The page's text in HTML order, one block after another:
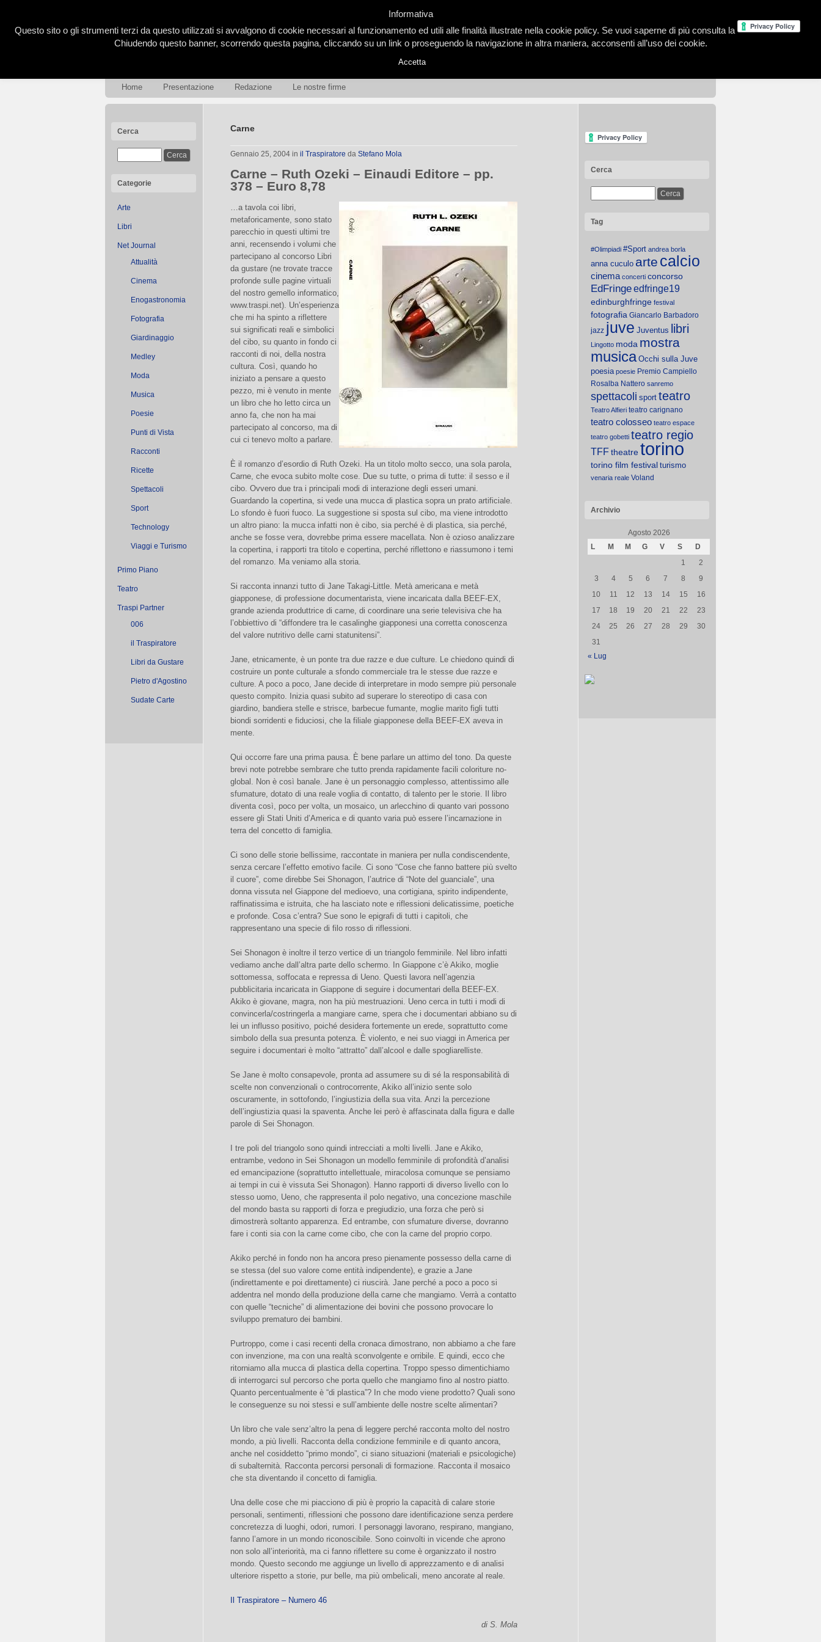
Home Presentazione Redazione Le nostre firme
Cerca
Categorie
Arte
Libri
Net Journal
Attualità
Cinema
Enogastronomia
Fotografia
Giardinaggio
Medley
Moda
Musica
Poesie
Punti di Vista
Racconti
Ricette
Spettacoli
Sport
Technology
Viaggi e Turismo
Primo Piano
Teatro
Traspi Partner
006
il Traspiratore
Libri da Gustare
Pietro d'Agostino
Sudate Carte
Carne
Gennaio 25, 2004 in il Traspiratore da Stefano Mola
Carne – Ruth Ozeki – Einaudi Editore – pp.
378 – Euro 8,78
…a tavola coi libri,
metaforicamente, sono stato
parecchio in questi ultimi tre
anni, recensendo i volumi che
partecipano al concorso Libri
da gustare (ne trovate tracce
profonde sulle pagine virtuali
del nostro gemello informatico,
www.traspi.net). Un’esperienza
che mi ha spinto a riflettere
sui significati reali e simbolici
del cibo, su quanto in fondo ci
racconti di noi, della nostra
cultura. Così, quando ho
iniziato a pensare a questo
pezzo, mi è venuto in mente
un libro che ho letto circa un
anno fa, che non ha mai
partecipato al concorso, ma di
cui ci tenevo molto a parlare.
È il romanzo d’esordio di Ruth Ozeki. Ha un titolo molto secco, una sola parola,
Carne, che evoca subito molte cose. Due su tutte, o prima di tutte: il sesso e il
cibo. Ovvero due tra i principali modi di interazione degli esseri umani.
Guardando la copertina, si vede una mucca di plastica sopra un prato artificiale.
Lo sfondo è fuori fuoco. La suggestione si sposta sul cibo, ma viene introdotto
un altro piano: la mucca infatti non è cibo, sia perché è di plastica, sia perché,
anche se fosse vera, dovrebbe prima essere macellata. Non è ozioso analizzare
la copertina, i rapporti tra titolo e copertina, perché riflettono e riassumono i temi
del romanzo. Ma veniamo alla storia.
Si racconta innanzi tutto di Jane Takagi-Little. Metà americana e metà
giapponese, di professione documentarista, viene incaricata dalla BEEF-EX,
grande azienda produttrice di carne, di coordinare una serie televisiva che ha
l’obbiettivo di “diffondere tra le casalinghe giapponesi una corretta conoscenza
del valore nutritivo delle carni statunitensi”.
Jane, etnicamente, è un ponte tra due razze e due culture. Le chiedono quindi di
costruire un ponte culturale a sfondo commerciale tra le stesse due razze e
culture. A poco a poco, Jane decide di interpretare in modo sempre più personale
questo compito. Inizia quasi subito ad superare lo stereotipo di casa con
giardino, bandiera stelle e strisce, barbecue fumante, moglie marito figli tutti
biondi sorridenti e fiduciosi, che la filiale giapponese della BEEF-EX aveva in
mente.
Qui occorre fare una prima pausa. È bene parlare un attimo del tono. Da queste
brevi note potrebbe sembrare che tutto prenda rapidamente facili coloriture no-
global. Non è così banale. Jane è un personaggio complesso, attentissimo alle
sfumature, dotato di una reale voglia di contatto, di talento per le storie. Il libro
diventa così, poco per volta, un mosaico, un arlecchino di quanto vari possono
essere gli Stati Uniti d’America e di quanto varia può essere l’incarnazione in
terra del concetto di famiglia.
Ci sono delle storie bellissime, raccontate in maniera per nulla condiscendente,
senza cercare l’effetto emotivo facile. Ci sono “Cose che fanno battere più svelto
il cuore”, come direbbe Sei Shonagon, l’autrice di “Note del guanciale”, una
donna vissuta nel Giappone del medioevo, una cortigiana, spirito indipendente,
raffinatissima e istruita, che ha lasciato note e riflessioni delicatissime, poetiche
e profonde. Cosa c’entra? Sue sono le epigrafi di tutti i capitoli, che
rappresentano una specie di filo rosso di riflessioni.
Sei Shonagon è inoltre il terzo vertice di un triangolo femminile. Nel libro infatti
vediamo anche dall’altra parte dello schermo. In Giappone c’è Akiko, moglie
sottomessa, soffocata e repressa di Ueno. Questi lavora nell’agenzia
pubblicitaria incaricata in Giappone di seguire i documentari della BEEF-EX.
Akiko è giovane, magra, non ha più mestruazioni. Ueno cerca in tutti i modi di
convincerla/costringerla a mangiare carne, spera che i documentari abbiano su di
lei un influsso positivo, poiché desidera fortemente un erede, soprattutto come
simbolo della sua presunta potenza. È violento, e nei suo viaggi in America per
seguire i documentari è molto “attratto” dall’alcool e dalle spogliarelliste.
Se Jane è molto consapevole, pronta ad assumere su di sé la responsabilità di
scelte non convenzionali o controcorrente, Akiko all’inizio sente solo
oscuramente, in sottofondo, l’ingiustizia della sua vita. Anzi la percezione
dell’ingiustizia quasi la spaventa. Anche lei però è affascinata dalla figura e dalle
parole di Sei Shonagon.
I tre poli del triangolo sono quindi intrecciati a molti livelli. Jane e Akiko,
entrambe, vedono in Sei Shonagon un modello femminile di profondità d’analisi
ed emancipazione (soprattutto intellettuale, miracolosa comunque se pensiamo
ai tempi in cui è vissuta Sei Shonagon). Hanno rapporti di diverso livello con lo
stesso uomo, Ueno, che rappresenta il polo negativo, una concezione maschile
del mondo basta su rapporti di forza e pregiudizio, una forza che però si
dimostrerà soltanto apparenza. Ed entrambe, con sfumature diverse, dovranno
fare i conti sia con la carne come cibo, che con la carne del proprio corpo.
Akiko perché in fondo non ha ancora preso pienamente possesso della carne di
se stessa (del suo valore come entità indipendente), e grazie a Jane
(indirettamente e poi direttamente) ci riuscirà. Jane perché a poco a poco si
addentra nel mondo della produzione della carne che mangiamo. Verrà a contatto
con quelle “tecniche” di alimentazione dei bovini che possono provocare lo
sviluppo prematuro dei bambini.
Purtroppo, come i casi recenti della cronaca dimostrano, non abbiamo a che fare
con invenzione, ma con una realtà sconvolgente e orribile. E quindi, ecco che
ritorniamo alla mucca di plastica della copertina. Troppo spesso dimentichiamo
di interrogarci sul percorso che porta quello che mangiamo fino al nostro piatto.
Quanto percentualmente è “di plastica”? In che modo viene prodotto? Quali sono
le conseguenze su noi stessi e sull’ambiente delle nostre scelte alimentari?
Un libro che vale senz’altro la pena di leggere perché racconta molto del nostro
mondo, a più livelli. Racconta della condizione femminile e di quanto ancora,
anche nel cosiddetto “primo mondo”, ci siano situazioni (materiali e psicologiche)
di subalternità. Racconta percorsi personali di formazione. Racconta il mosaico
che sta diventando il concetto di famiglia.
Una delle cose che mi piacciono di più è proprio la capacità di calare storie
personali, sentimenti, riflessioni che possono dare identificazione senza perdere
concretezza di luoghi, odori, rumori. I personaggi lavorano, respirano, mangiano,
fanno l’amore in un mondo riconoscibile. Sono coinvolti in vicende che aprono
non solo all’interiorità, ma ci fanno riflettere su come è organizzato il nostro
mondo. Questo secondo me aggiunge un livello di apprezzamento e di analisi
ulteriore rispetto a storie, pur belle, ma più ombelicali, meno ancorate al reale.
Il Traspiratore – Numero 46
di S. Mola
Cerca
Tag
#Olimpiadi #Sport andrea borla
anna cuculo arte calcio
cinema concerti concorso
EdFringeedfringe19
edinburghfringe festival
fotografia Giancarlo Barbadoro
jazz juve Juventus libri
Lingotto moda mostra
musica Occhi sulla Juve
poesia poesie Premio Campiello
Rosalba Nattero sanremo
spettacoli sport teatro
Teatro Alfieri teatro carignano
teatro colosseo teatro espace
teatro gobetti teatro regio
TFFtheatretorino
torino film festival turismo
venaria reale Voland
Archivio
Agosto 2026
L
M M G V S
D
1
2
3
4 5 6 7 8
9
10
11 12 13 14 15
16
17
18 19 20 21 22
23
24
25 26 27 28 29
30
31
« Lug
Informativa
Questo sito o gli strumenti terzi da questo utilizzati si avvalgono di cookie necessari al funzionamento ed utili alle finalità illustrate nella cookie policy. Se vuoi saperne di più consulta la
Chiudendo questo banner, scorrendo questa pagina, cliccando su un link o proseguendo la navigazione in altra maniera, acconsenti all’uso dei cookie.
Accetta